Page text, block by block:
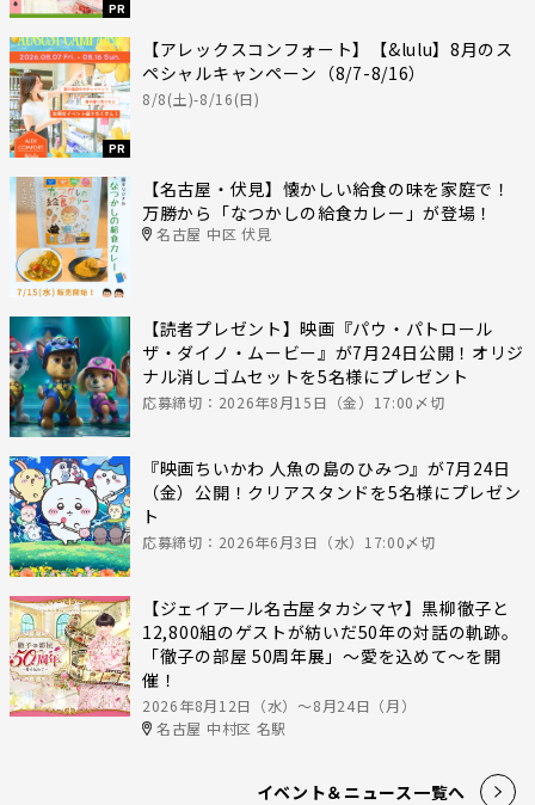
PR
PR
【アレックスコンフォート】【&lulu】8月のス
ペシャルキャンペーン（8/7-8/16）
8/8(土)-8/16(日)
【名古屋・伏見】懐かしい給食の味を家庭で！
万勝から「なつかしの給食カレー」が登場！
名古屋 中区 伏見
【読者プレゼント】映画『パウ・パトロール
ザ・ダイノ・ムービー』が7月24日公開！オリジ
ナル消しゴムセットを5名様にプレゼント
応募締切：2026年8月15日（金）17:00〆切
『映画ちいかわ 人魚の島のひみつ』が7月24日
（金）公開！クリアスタンドを5名様にプレゼン
ト
応募締切：2026年6月3日（水）17:00〆切
【ジェイアール名古屋タカシマヤ】黒柳徹子と
12,800組のゲストが紡いだ50年の対話の軌跡。
「徹子の部屋 50周年展」～愛を込めて～を開
催！
2026年8月12日（水）〜8月24日（月）
名古屋 中村区 名駅
イベント＆ニュース一覧へ